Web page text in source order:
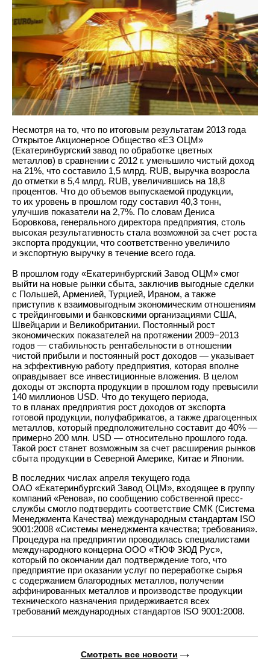
Несмотря на то, что по итоговым результатам 2013 года
Открытое Акционерное Общество «ЕЗ ОЦМ»
(Екатеринбургский завод по обработке цветных
металлов) в сравнении с 2012 г. уменьшило чистый доход
на 21%, что составило 1,5 млрд. RUB, выручка возросла
до отметки в 5,4 млрд. RUB, увеличившись на 18,8
процентов. Что до объемов выпускаемой продукции,
то их уровень в прошлом году составил 40,3 тонн,
улучшив показатели на 2,7%. По словам Дениса
Боровкова, генерального директора предприятия, столь
высокая результативность стала возможной за счет роста
экспорта продукции, что соответственно увеличило
и экспортную выручку в течение всего года.
В прошлом году «Екатеринбургский Завод ОЦМ» смог
выйти на новые рынки сбыта, заключив выгодные сделки
с Польшей, Арменией, Турцией, Ираном, а также
приступив к взаимовыгодным экономическим отношениям
с трейдинговыми и банковскими организациями США,
Швейцарии и Великобритании. Постоянный рост
экономических показателей на протяжении 2009−2013
годов — стабильность рентабельности в отношении
чистой прибыли и постоянный рост доходов — указывает
на эффективную работу предприятия, которая вполне
оправдывает все инвестиционные вложения. В целом
доходы от экспорта продукции в прошлом году превысили
140 миллионов USD. Что до текущего периода,
то в планах предприятия рост доходов от экспорта
готовой продукции, полуфабрикатов, а также драгоценных
металлов, который предположительно составит до 40% —
примерно 200 млн. USD — относительно прошлого года.
Такой рост станет возможным за счет расширения рынков
сбыта продукции в Северной Америке, Китае и Японии.
В последних числах апреля текущего года
ОАО «Екатеринбургский Завод ОЦМ», входящее в группу
компаний «Ренова», по сообщению собственной пресс-
службы смогло подтвердить соответствие СМК (Система
Менеджмента Качества) международным стандартам ISO
9001:2008 «Системы менеджмента качества; требования».
Процедура на предприятии проводилась специалистами
международного концерна ООО «ТЮФ ЗЮД Рус»,
который по окончании дал подтверждение того, что
предприятие при оказании услуг по переработке сырья
с содержанием благородных металлов, получении
аффинированных металлов и производстве продукции
технического назначения придерживается всех
требований международных стандартов ISO 9001:2008.
Смотреть все новости